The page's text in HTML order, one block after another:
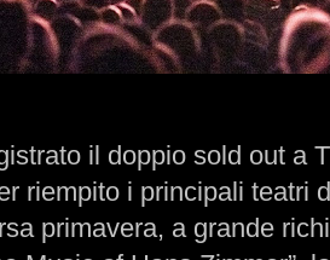
il doppio sold out a
riempito i principali teatri
primavera, a grande